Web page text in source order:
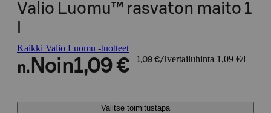
Valio Luomu™ rasvaton maito 1
Kaikki Valio Luomu -tuotteet
n. Noin1,09 € 1,09 €/l vertailuhinta 1,09 €/l
Valitse toimitustapa